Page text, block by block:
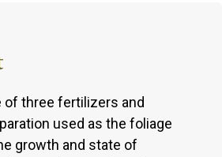
of three fertilizers and
used as the foliage
growth and state of